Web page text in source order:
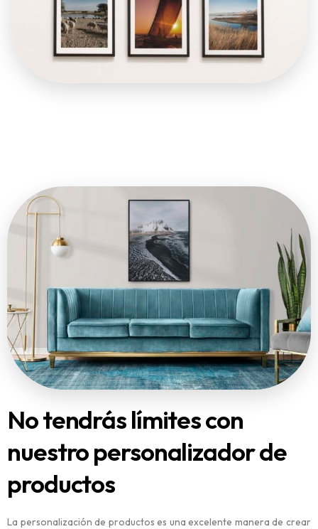
No tendrás límites con
nuestro personalizador de
productos
La personalización de productos es una excelente manera de crear